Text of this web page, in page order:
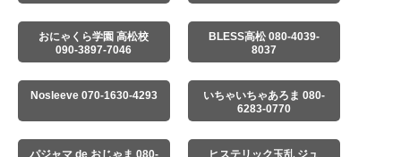
おにゃくら学園 高松校
090-3897-7046
BLESS高松 080-4039-
8037
Nosleeve 070-1630-4293
いちゃいちゃあろま 080-
6283-0770
パジャマ de おじゃま 080-
ヒステリック玉乱 ジュ